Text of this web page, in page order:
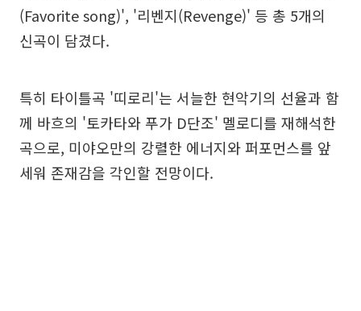
(Favorite song)', '리벤지(Revenge)' 등 총 5개의
신곡이 담겼다.
특히 타이틀곡 '띠로리'는 서늘한 현악기의 선율과 함
께 바흐의 '토카타와 푸가 D단조' 멜로디를 재해석한
곡으로, 미야오만의 강렬한 에너지와 퍼포먼스를 앞
세워 존재감을 각인할 전망이다.